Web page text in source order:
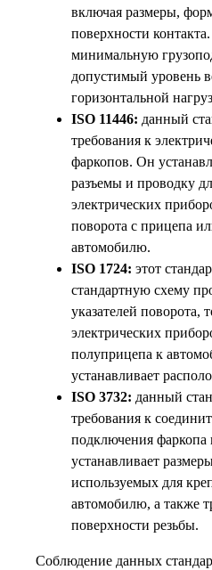
включая размеры,
поверхности
минимальную
допустимый уровень
горизонтальной
ISO 11446: данный
требования к
фаркопов. Он
разъемы и проводку
электрических
поворота с прицепа
автомобилю.
ISO 1724: этот
стандартную схему
указателей поворота,
электрических
полуприцепа к
устанавливает
ISO 3732: данный
требования к
подключения
устанавливает
используемых для
автомобилю, а также
поверхности резьбы.
Соблюдение данных